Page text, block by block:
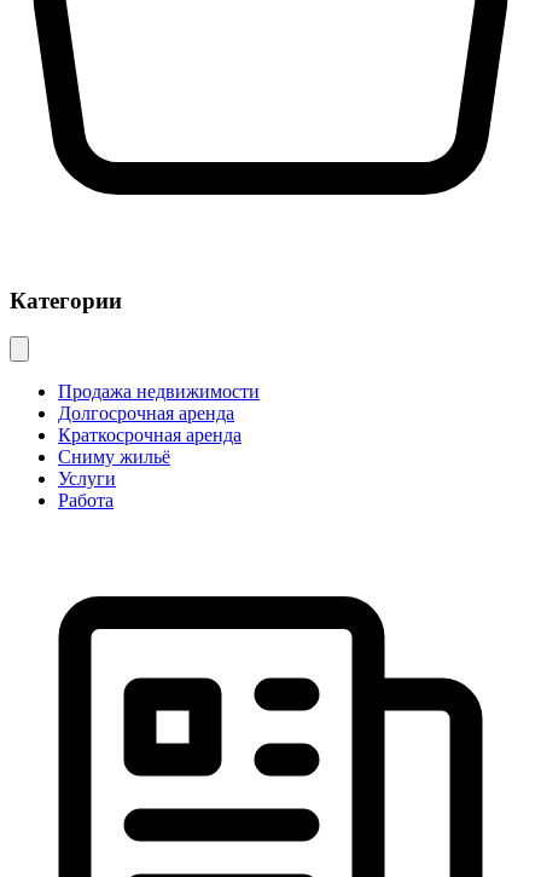
Категории
Продажа недвижимости
Долгосрочная аренда
Краткосрочная аренда
Сниму жильё
Услуги
Работа